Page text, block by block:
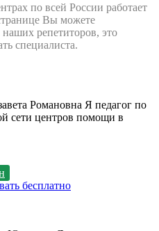
по всей России работает
Вы можете
наших репетиторов, это
специалиста.
Романовна Я педагог по
сети центров помощи в
бесплатно